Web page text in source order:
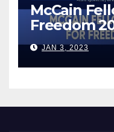
McCain
Freedom
Leaders
JAN 3, 2023